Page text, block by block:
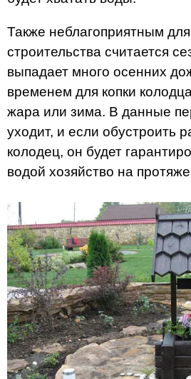
Также неблагоприятным
строительства считается
выпадает много осенних
временем для копки
жара или зима. В данные
уходит, и если обустроить
колодец, он будет
водой хозяйство на